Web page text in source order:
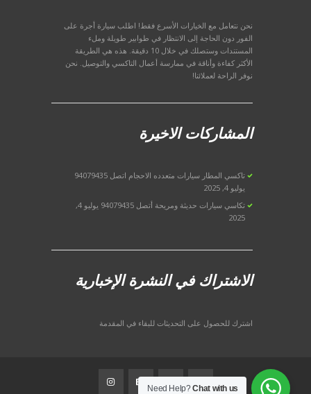
نحن نتعامل مع الخيارات الأسرع فقط! اطلب سيارة أجرة على
الفور دون الحاجة إلى الانتظار في طوابير طويلة وملء
المستندات وستصلك في خلال 10 دقيقة. هذه هي الطريقة
الأكثر كفاءة وأناقة في ممارسة أعمال التاكسي والتوصيل. نحن
نوفر الراحة لعملائنا!
المشاركات الاخيرة
تاكسي المطار سيارات متعدده الاحجام اتصل 94079435
يوليو 4, 2025
تكاسي سيارات حديثة ومريحة أتصل 94079435
يوليو 4,
2025
الاشتراك في النشرة الإخبارية
اشترك للحصول على التحديثات للبقاء في المقدمة
Need Help?Chat with us